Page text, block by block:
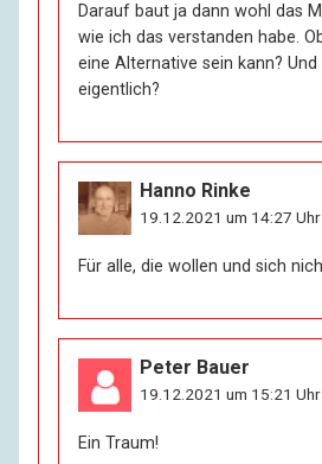
Darauf baut ja dann wohl das
wie ich das verstanden habe.
eine Alternative sein kann?
eigentlich?
Hanno Rinke
19.12.2021 um 14:27 Uhr
Für alle, die wollen und sich
Peter Bauer
19.12.2021 um 15:21 Uhr
Ein Traum!